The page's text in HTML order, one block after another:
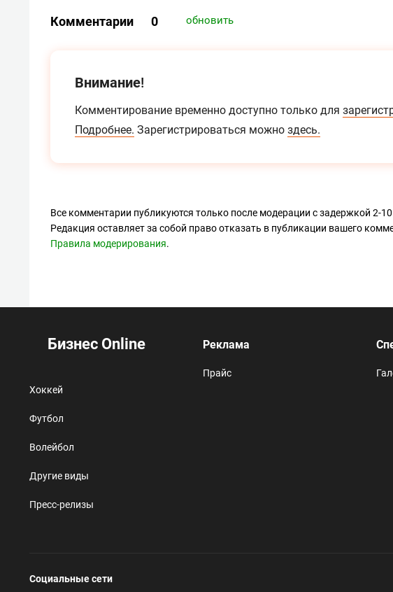
Комментарии 0 обновить
Внимание!
Комментирование временно доступно только для
Подробнее. Зарегистрироваться можно здесь.
Все комментарии публикуются только после модерации с задержкой 2-
Редакция оставляет за собой право отказать в публикации вашего
Правила модерирования.
Бизнес Online
Хоккей
Футбол
Волейбол
Другие виды
Пресс-релизы
Реклама
Прайс
Социальные сети